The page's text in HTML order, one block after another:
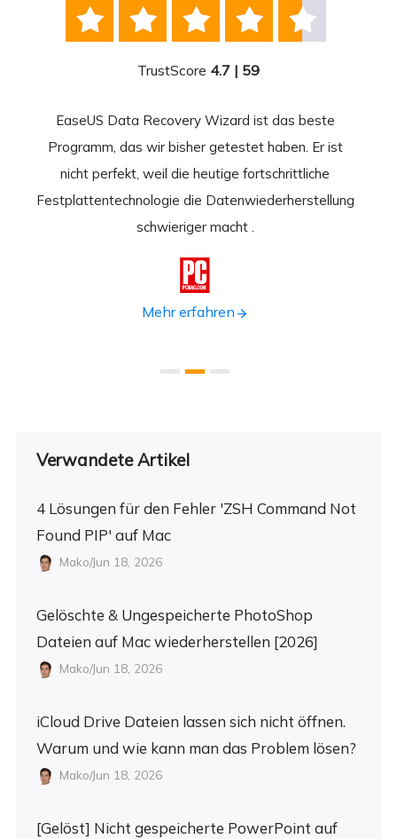
    
TrustScore 4.7 | 59
EaseUS Data Recovery Wizard ist das beste
Programm, das wir bisher getestet haben. Er ist
nicht perfekt, weil die heutige fortschrittliche
Festplattentechnologie die Datenwiederherstellung
schwieriger macht .

Mehr erfahren
Verwandete Artikel
4 Lösungen für den Fehler 'ZSH Command Not
Found PIP' auf Mac
Mako/Jun 18, 2026
Gelöschte & Ungespeicherte PhotoShop
Dateien auf Mac wiederherstellen [2026]
Mako/Jun 18, 2026
iCloud Drive Dateien lassen sich nicht öffnen.
Warum und wie kann man das Problem lösen?
Mako/Jun 18, 2026
[Gelöst] Nicht gespeicherte PowerPoint auf